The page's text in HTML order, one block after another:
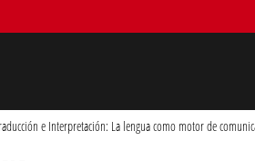
e Interpretación: La lengua como motor de